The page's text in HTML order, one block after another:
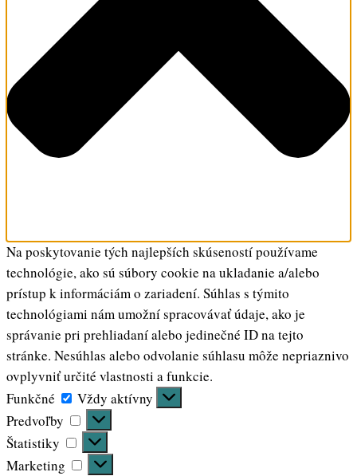
Na poskytovanie tých najlepších skúseností používame
technológie, ako sú súbory cookie na ukladanie a/alebo
prístup k informáciám o zariadení. Súhlas s týmito
technológiami nám umožní spracovávať údaje, ako je
správanie pri prehliadaní alebo jedinečné ID na tejto
stránke. Nesúhlas alebo odvolanie súhlasu môže nepriaznivo
ovplyvniť určité vlastnosti a funkcie.
Funkčné
Funkčné
Vždy aktívny
Predvoľby
Predvoľby
Štatistiky
Štatistiky
Marketing
Marketing